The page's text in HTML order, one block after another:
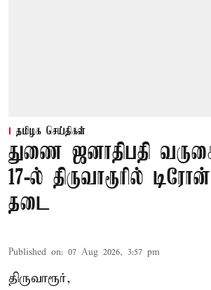
தமிழக செய்திகள்
துணை ஜனாதிபதி
17-ல் திருவாரூரில்
தடை
Published on: 07 Aug 2026, 3:57 pm
திருவாரூர்,